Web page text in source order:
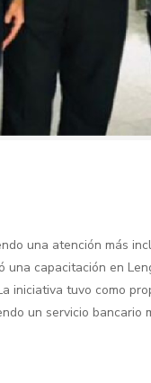
una atención más
una capacitación en
iniciativa tuvo como
un servicio bancario